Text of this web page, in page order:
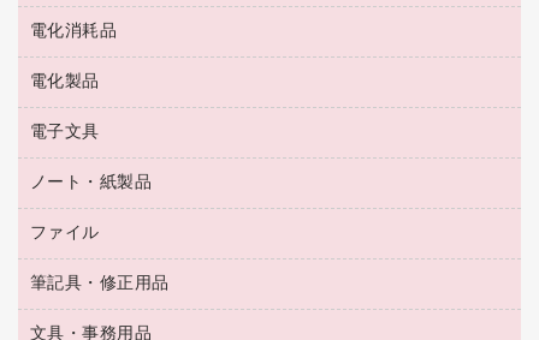
ペット用品
飲食用消耗品
飲食雑貨用品
ハンドソープ・石鹸
トイレ用品
トイレ用洗剤
ティッシュペーパー
ダストボックス
レーザーポインター
ラミネートフィルム
ラミネータ
タイムレコーダー
シュレッダ
ＯＨＰ用品
冷蔵庫・キッチン・調理家電
テレビ・ＡＶ機器
電化消耗品
電球・蛍光灯
乾電池・充電池
フィルム・カメラ用品
デスクライト
アルバム
電化製品
掃除機・クリーナー
空調・季節家電
その他電化製品
キッチン・調理家電
ＯＡタップ／延長コード
電子文具
電卓
ラベルテープ
その他電子文具
ノート・紙製品
封筒
伝票
ファイル
名刺整理用品
板目表紙・綴込表紙
筆記具・修正用品
万年筆
文具・事務用品